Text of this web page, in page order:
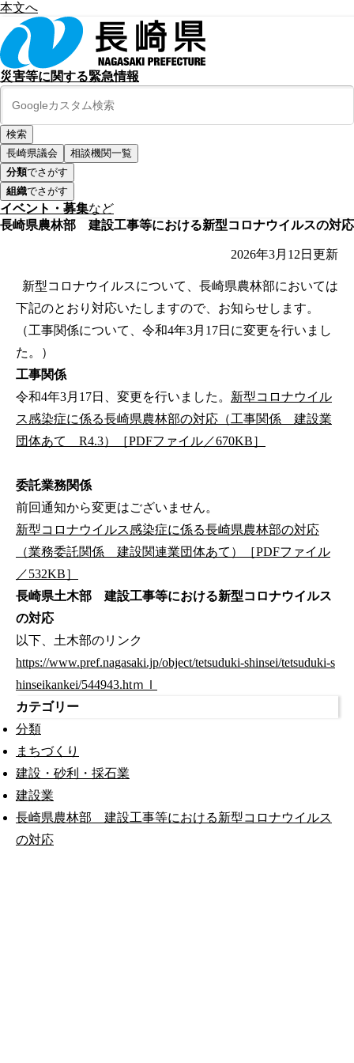
本文へ
災害等に関する緊急情報
長崎県議会
相談機関一覧
分類でさがす
組織でさがす
イベント・募集など
長崎県農林部 建設工事等における新型コロナウイルスの対応
2026年3月12日 更新
新型コロナウイルスについて、長崎県農林部においては
下記のとおり対応いたしますので、お知らせします。
（工事関係について、令和4年3月17日に変更を行いまし
た。）
工事関係
令和4年3月17日、変更を行いました。 新型コロナウイル
ス感染症に係る長崎県農林部の対応（工事関係 建設業
団体あて R4.3）［PDFファイル／670KB］
委託業務関係
前回通知から変更はございません。
新型コロナウイルス感染症に係る長崎県農林部の対応
（業務委託関係 建設関連業団体あて）［PDFファイル
／532KB］
長崎県土木部 建設工事等における新型コロナウイルス
の対応
以下、土木部のリンク
https://www.pref.nagasaki.jp/object/tetsuduki-shinsei/tetsuduki-s
hinseikankei/544943.htｍｌ
カテゴリー
分類
まちづくり
建設・砂利・採石業
建設業
長崎県農林部 建設工事等における新型コロナウイルス
の対応